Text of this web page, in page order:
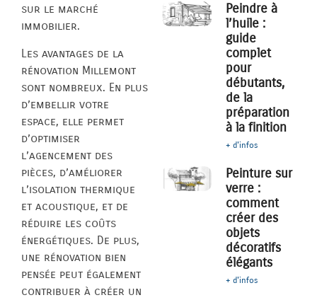
sur le marché
immobilier.
Les avantages de la
rénovation Millemont
sont nombreux. En plus
d’embellir votre
espace, elle permet
d’optimiser
l’agencement des
pièces, d’améliorer
l’isolation thermique
et acoustique, et de
réduire les coûts
énergétiques. De plus,
une rénovation bien
pensée peut également
contribuer à créer un
Peindre à
l’huile :
guide
complet
pour
débutants,
de la
préparation
à la finition
+ d'infos
Peinture sur
verre :
comment
créer des
objets
décoratifs
élégants
+ d'infos